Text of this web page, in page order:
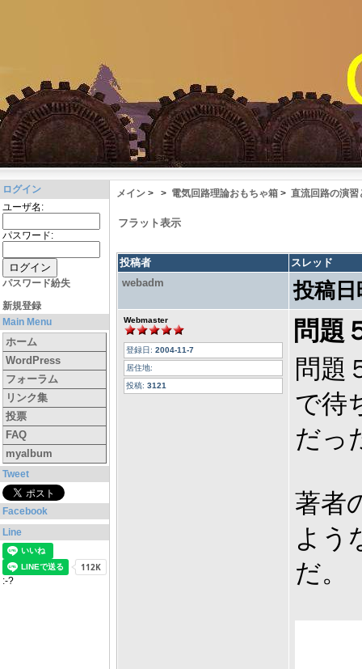
ログイン
ユーザ名:
パスワード:
パスワード紛失
新規登録
Main Menu
ホーム
WordPress
フォーラム
リンク集
投票
FAQ
myalbum
Tweet
Facebook
Line
:-?
メイン > > 電気回路理論おもちゃ箱 > 直流回路の演習
フラット表示
投稿者
スレッド
webadm
投稿
Webmaster
登録日: 2004-11-7
居住地:
投稿: 3121
問題
問題
で待
だっ
著者
よう
だ。